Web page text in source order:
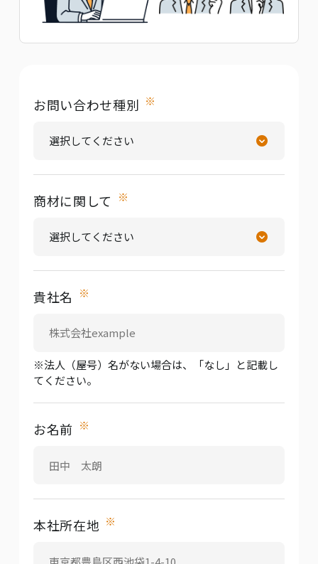
お問い合わせ種別 ※
商材に関して ※
貴社名 ※
※法人（屋号）名がない場合は、「なし」と記載し
てください。
お名前 ※
本社所在地 ※